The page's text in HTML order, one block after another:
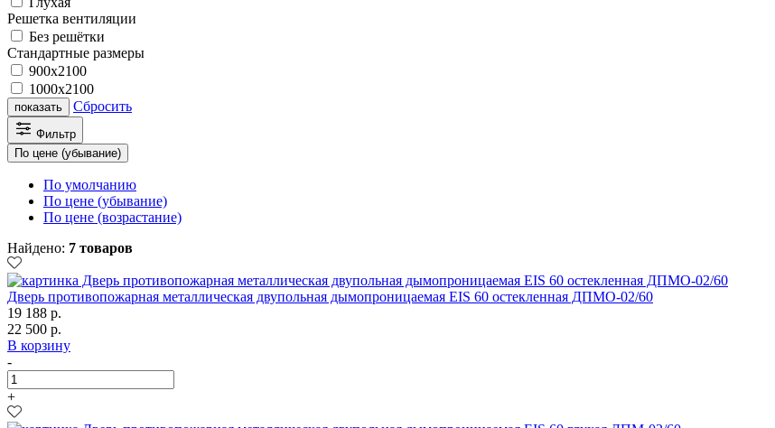
Решетка вентиляции
Без решётки
Стандартные размеры
900х2100
1000х2100
показать Сбросить
Фильтр
По цене (убывание)
По умолчанию
По цене (убывание)
По цене (возрастание)
Найдено: 7 товаров
Дверь противопожарная металлическая двупольная дымопроницаемая EIS 60 остекленная ДПМО-02/60
19 188 р.
22 500 р.
В корзину
-
+